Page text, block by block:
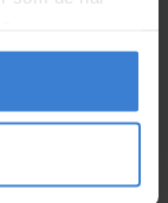
SN8 315X6
2350049